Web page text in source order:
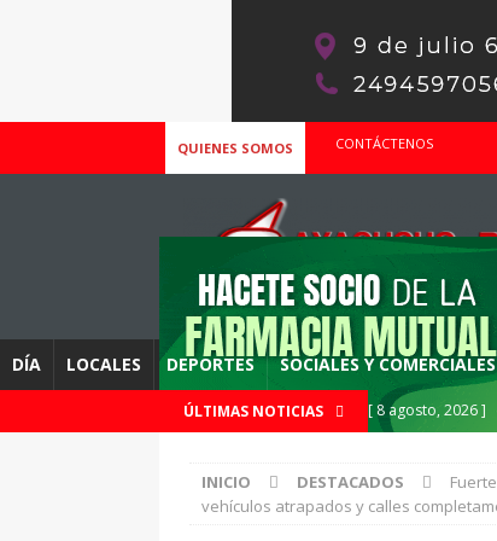
QUIENES SOMOS CONTÁCTENOS
DÍA LOCALES DEPORTES SOCIALES Y COMERCIALES
ÚLTIMAS NOTICIAS [ 8 agosto, 2026 ]
DEPORTES
INICIO DESTACADOS
vehículos atrapados y calles